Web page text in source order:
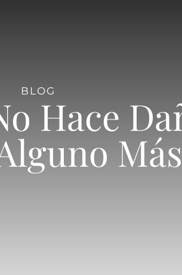
BLOG
Hace
Más